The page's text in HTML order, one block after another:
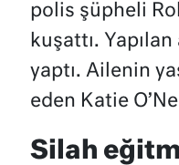
polis şüpheli
kuşattı.
yaptı. Ailenin
eden Katie
Silah